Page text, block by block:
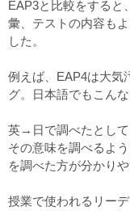
EAP3と比較をすると
彙、テストの内容も
した。
例えば、EAP4は大気
グ。日本語でもこん
英→日で調べたとして
その意味を調べるよ
を調べた方が分かり
授業で使われるリー